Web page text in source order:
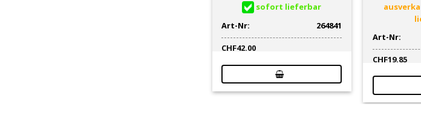
sofort lieferbar
Art-Nr:
264841
CHF42.00
Art-Nr:
CHF19.85